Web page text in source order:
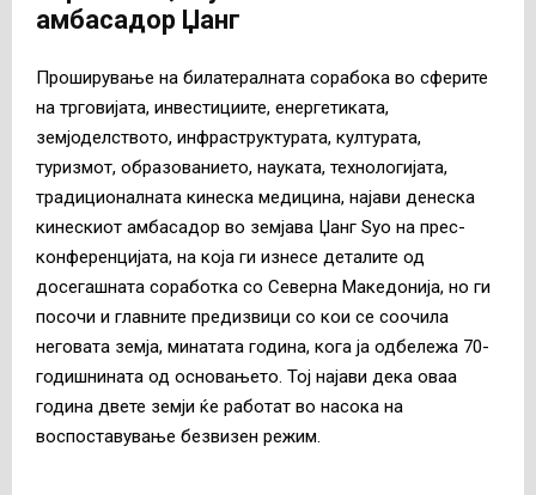
амбасадор Џанг
Проширување на билатералната сорабока во сферите
на трговијата, инвестициите, енергетиката,
земјоделството, инфраструктурата, културата,
туризмот, образованието, науката, технологијата,
традиционалната кинеска медицина, најави денеска
кинескиот амбасадор во земјава Џанг Ѕуо на прес-
конференцијата, на која ги изнесе деталите од
досегашната соработка со Северна Македонија, но ги
посочи и главните предизвици со кои се соочила
неговата земја, минатата година, кога ја одбележа 70-
годишнината од основањето. Тој најави дека оваа
година двете земји ќе работат во насока на
воспоставување безвизен режим.